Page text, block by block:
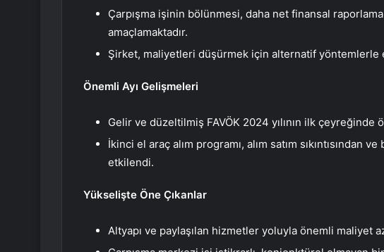
Çarpışma işinin bölünmesi, daha net finansal raporlama
amaçlamaktadır.
Şirket, maliyetleri düşürmek için alternatif yöntemlerle
Önemli Ayı Gelişmeleri
Gelir ve düzeltilmiş FAVÖK 2024 yılının ilk çeyreğinde
İkinci el araç alım programı, alım satım sıkıntısından
etkilendi.
Yükselişte Öne Çıkanlar
Altyapı ve paylaşılan hizmetler yoluyla önemli maliyet